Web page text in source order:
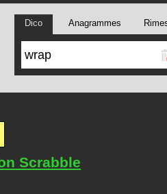
Dico Anagrammes
Scrabble